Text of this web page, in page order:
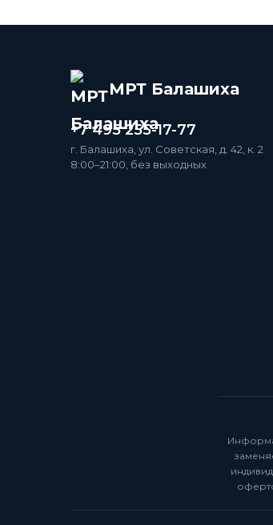
МРТ Балашиха
+7 495 255-17-77
г. Балашиха, ул. Советская, д. 42, к. 2
8:00–21:00, без выходных